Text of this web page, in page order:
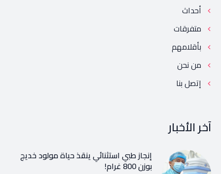
أحداث
متفرقات
بأقلامهم
من نحن
إتصل بنا
آخر الأخبار
إنجاز طبي استثنائي ينقذ حياة مولود خديج
بوزن 800 غرام!